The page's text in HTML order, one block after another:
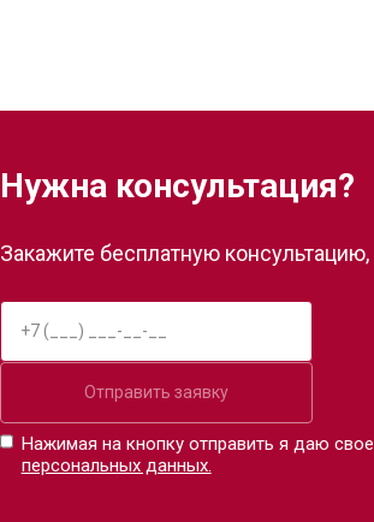
Нужна консультация?
Закажите бесплатную
Отправить заявку
Нажимая на кнопку отправить я даю
персональных данных.